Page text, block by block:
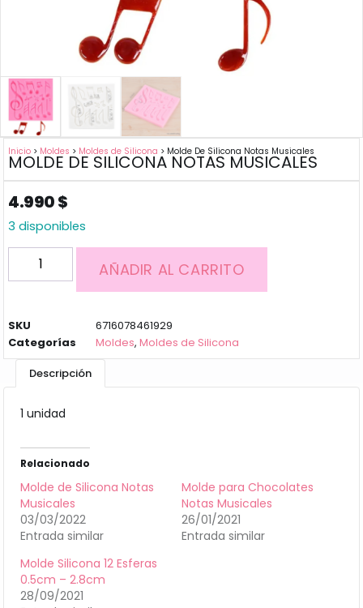
Inicio > Moldes > Moldes de Silicona > Molde De Silicona Notas Musicales
MOLDE DE SILICONA NOTAS MUSICALES
4.990$
3 disponibles
AÑADIR AL CARRITO
SKU
6716078461929
Categorías
Moldes,Moldes de Silicona
Descripción
1 unidad
Relacionado
Molde de Silicona Notas
Musicales
03/03/2022
Entrada similar
Molde para Chocolates
Notas Musicales
26/01/2021
Entrada similar
Molde Silicona 12 Esferas
0.5cm – 2.8cm
28/09/2021